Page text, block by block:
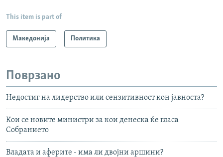
This item is part of
Македонија Политика
Поврзано
Недостиг на лидерство или сензитивност кон јавноста?
Кои се новите министри за кои денеска ќе гласа
Собранието
Владата и аферите - има ли двојни аршини?